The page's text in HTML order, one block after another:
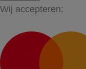
Wij accepteren: